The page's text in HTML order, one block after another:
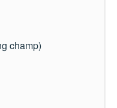
champ)